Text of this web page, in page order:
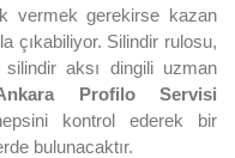
vermek gerekirse kazan
çıkabiliyor. Silindir rulosu,
aksı dingili uzman
Profilo Servisi
kontrol ederek bir
bulunacaktır.